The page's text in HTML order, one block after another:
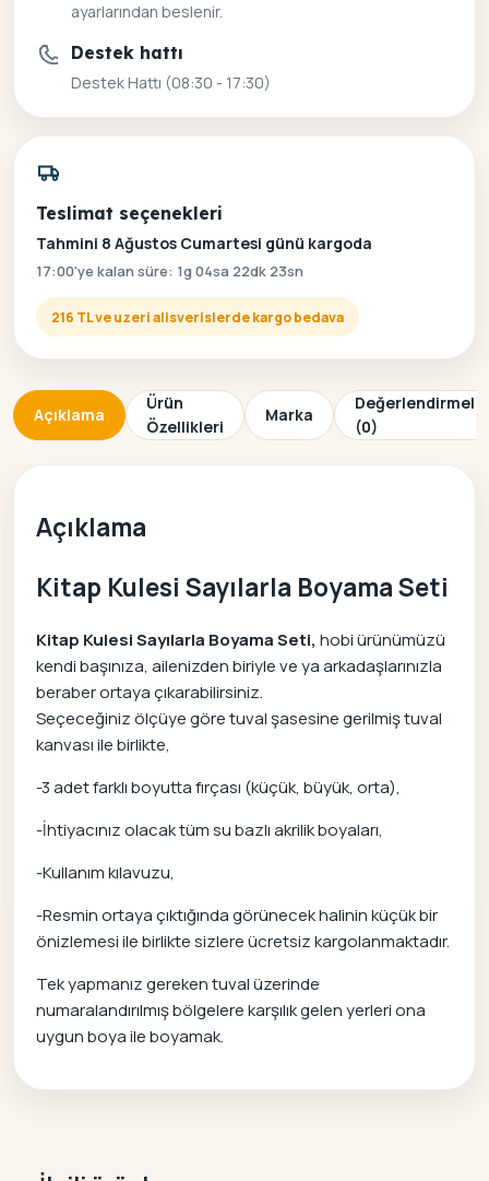
ayarlarından beslenir.
Destek hattı
Destek Hattı (08:30 - 17:30)
Teslimat seçenekleri
Tahmini 8 Ağustos Cumartesi günü kargoda
17:00'ye kalan süre: 1g 04sa 22dk 23sn
216 TL ve uzeri alisverislerde kargo bedava
Açıklama
Ürün
Özellikleri
Marka
(0)
Açıklama
Kitap Kulesi Sayılarla Boyama Seti
Kitap Kulesi Sayılarla Boyama Seti, hobi ürünümüzü
kendi başınıza, ailenizden biriyle ve ya arkadaşlarınızla
beraber ortaya çıkarabilirsiniz.
Seçeceğiniz ölçüye göre tuval şasesine gerilmiş tuval
kanvası ile birlikte,
-3 adet farklı boyutta fırçası (küçük, büyük, orta),
-İhtiyacınız olacak tüm su bazlı akrilik boyaları,
-Kullanım kılavuzu,
-Resmin ortaya çıktığında görünecek halinin küçük bir
önizlemesi ile birlikte sizlere ücretsiz kargolanmaktadır.
Tek yapmanız gereken tuval üzerinde
numaralandırılmış bölgelere karşılık gelen yerleri ona
uygun boya ile boyamak.